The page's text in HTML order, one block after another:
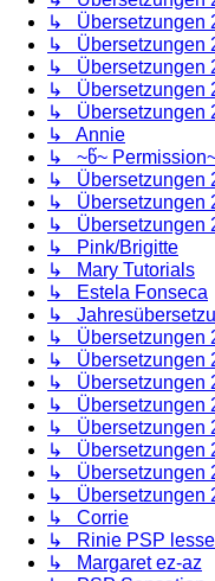
↳ Übersetzungen
↳ Übersetzungen
↳ Übersetzungen
↳ Übersetzungen
↳ Übersetzungen
↳ Annie
↳ ~წ~
↳ Übersetzungen
↳ Übersetzungen
↳ Übersetzungen
↳ Pink/Brigitte
↳ Mary Tutorials
↳ Estela Fonseca
↳
↳ Übersetzungen
↳ Übersetzungen
↳ Übersetzungen
↳ Übersetzungen
↳ Übersetzungen
↳ Übersetzungen
↳ Übersetzungen
↳ Übersetzungen
↳ Corrie
↳ Rinie PSP
↳ Margaret ez-az